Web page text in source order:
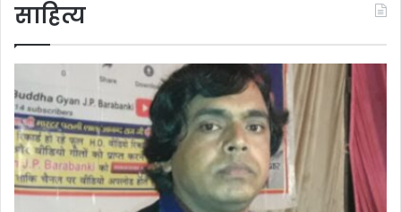
साहित्य